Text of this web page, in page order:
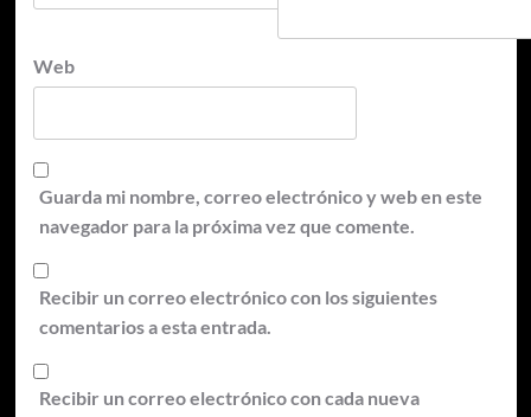
Web
Guarda mi nombre, correo electrónico y web en este
navegador para la próxima vez que comente.
Recibir un correo electrónico con los siguientes
comentarios a esta entrada.
Recibir un correo electrónico con cada nueva